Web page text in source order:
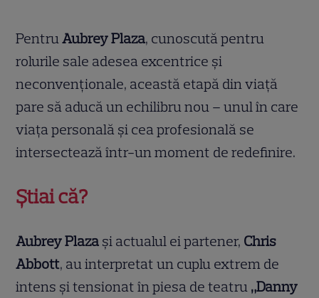
PentruAubrey Plaza, cunoscută pentru
rolurile sale adesea excentrice și
neconvenționale, această etapă din viață
pare să aducă un echilibru nou – unul în care
viața personală și cea profesională se
intersectează într-un moment de redefinire.
Știai că?
Aubrey Plaza și actualul ei partener, Chris
Abbott, au interpretat un cuplu extrem de
intens și tensionat în piesa de teatru „Danny